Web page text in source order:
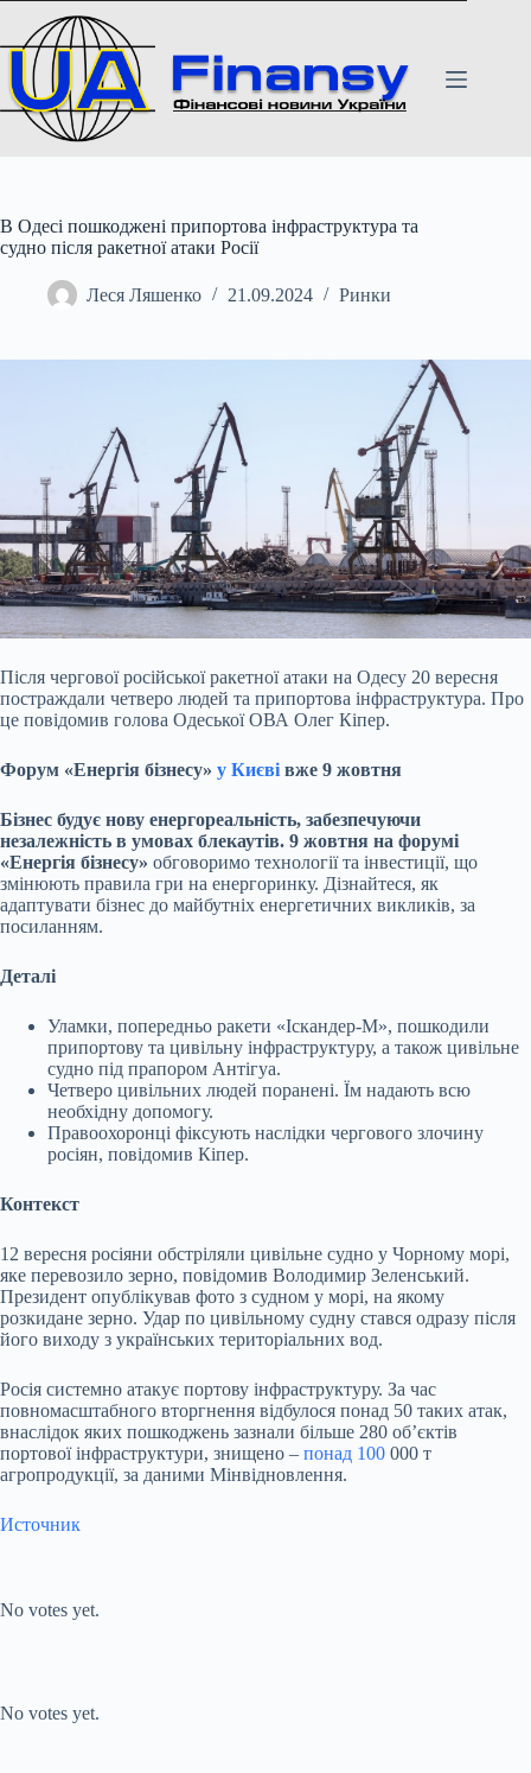
вмісту
В Одесі пошкоджені припортова інфраструктура та
судно після ракетної атаки Росії
Леся Ляшенко 21.09.2024 Ринки
Після чергової російської ракетної атаки на Одесу 20 вересня
постраждали четверо людей та припортова інфраструктура. Про
це повідомив голова Одеської ОВА Олег Кіпер.
Форум «Енергія бізнесу» у Києві вже 9 жовтня
Бізнес будує нову енергореальність, забезпечуючи
незалежність в умовах блекаутів. 9 жовтня на форумі
«Енергія бізнесу» обговоримо технології та інвестиції, що
змінюють правила гри на енергоринку. Дізнайтеся, як
адаптувати бізнес до майбутніх енергетичних викликів, за
посиланням.
Деталі
Уламки, попередньо ракети «Іскандер-М», пошкодили
припортову та цивільну інфраструктуру, а також цивільне
судно під прапором Антігуа.
Четверо цивільних людей поранені. Їм надають всю
необхідну допомогу.
Правоохоронці фіксують наслідки чергового злочину
росіян, повідомив Кіпер.
Контекст
12 вересня росіяни обстріляли цивільне судно у Чорному морі,
яке перевозило зерно, повідомив Володимир Зеленський.
Президент опублікував фото з судном у морі, на якому
розкидане зерно. Удар по цивільному судну стався одразу після
його виходу з українських територіальних вод.
Росія системно атакує портову інфраструктуру. За час
повномасштабного вторгнення відбулося понад 50 таких атак,
внаслідок яких пошкоджень зазнали більше 280 об’єктів
портової інфраструктури, знищено – понад 100 000 т
агропродукції, за даними Мінвідновлення.
Источник
No votes yet.
No votes yet.